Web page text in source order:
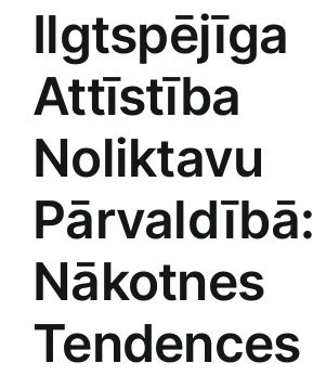
Ilgtspējīga⁢
Attīstība
Noliktavu
Pārvaldībā:
Nākotnes
Tendences